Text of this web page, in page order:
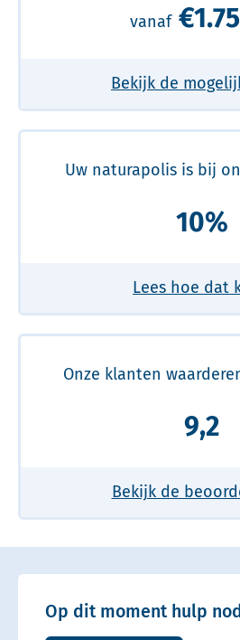
vanaf
Bekijk de
Uw naturapolis is bij
10%
Lees hoe dat
Onze klanten
9,2
Bekijk de
Op dit moment hulp